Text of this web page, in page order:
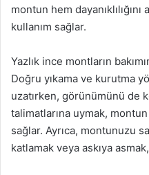
montun hem
kullanım sağlar.
Yazlık ince montların
Doğru yıkama ve kurutma
uzatırken, görünümünü de
talimatlarına uymak,
sağlar. Ayrıca, montunuzu
katlamak veya askıya